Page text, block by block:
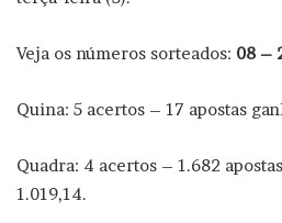
Veja os números sorteados: 08 –
Quina: 5 acertos – 17 apostas
Quadra: 4 acertos – 1.682
1.019,14.